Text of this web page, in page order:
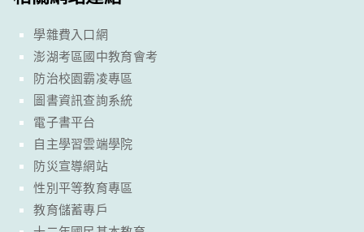
學雜費入口網
澎湖考區國中教育會考
防治校園霸凌專區
圖書資訊查詢系統
電子書平台
自主學習雲端學院
防災宣導網站
性別平等教育專區
教育儲蓄專戶